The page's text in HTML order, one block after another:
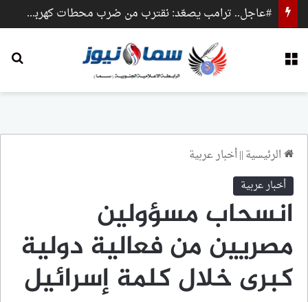
#عاجل.. ترامب يصعّد: نقترب من ضرب محطات كهرباء وجسور داخل إيران
الرئيسية||أخبار عربية
أخبار عربية
انسحاب مسؤولين
مصريين من فعالية دولية
كبرى خلال كلمة إسرائيل